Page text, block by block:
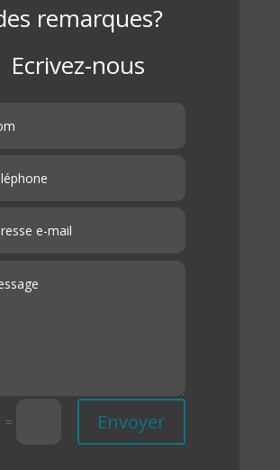
remarques?
Ecrivez-nous
= Envoyer